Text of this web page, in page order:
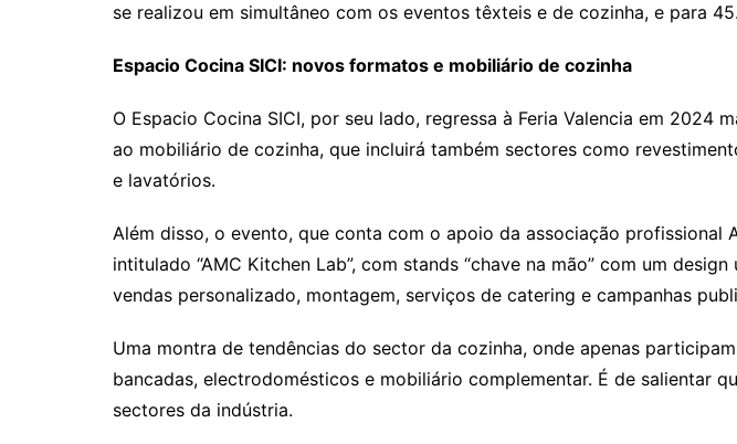
se realizou em simultâneo com os eventos têxteis e de cozinha, e para
Espacio Cocina SICI: novos formatos e mobiliário de cozinha
O Espacio Cocina SICI, por seu lado, regressa à Feria Valencia em
ao mobiliário de cozinha, que incluirá também sectores como
e lavatórios.
Além disso, o evento, que conta com o apoio da associação
intitulado “AMC Kitchen Lab”, com stands “chave na mão” com um
vendas personalizado, montagem, serviços de catering e campanhas
Uma montra de tendências do sector da cozinha, onde apenas
bancadas, electrodomésticos e mobiliário complementar. É de salientar
sectores da indústria.